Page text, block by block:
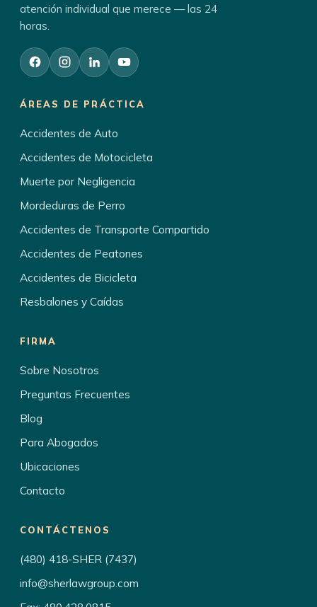
atención individual que merece — las 24
horas.
ÁREAS DE PRÁCTICA
Accidentes de Auto
Accidentes de Motocicleta
Muerte por Negligencia
Mordeduras de Perro
Accidentes de Transporte Compartido
Accidentes de Peatones
Accidentes de Bicicleta
Resbalones y Caídas
FIRMA
Sobre Nosotros
Preguntas Frecuentes
Blog
Para Abogados
Ubicaciones
Contacto
CONTÁCTENOS
(480) 418-SHER (7437)
info@sherlawgroup.com